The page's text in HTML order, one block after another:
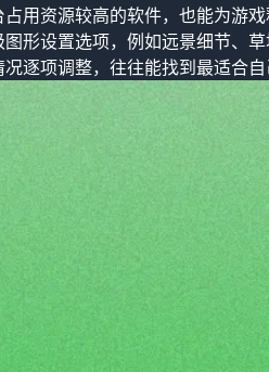
用资源较高的软件，也能为游戏
形设置选项，例如远景细节、
逐项调整，往往能找到最适合自